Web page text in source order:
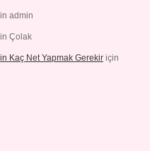
admin
Çolak
Kaç Net Yapmak Gerekir için